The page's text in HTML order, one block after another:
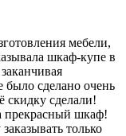
мебели,
шкаф-купе в
сделано очень
скидку сделали!
прекрасный шкаф!
только